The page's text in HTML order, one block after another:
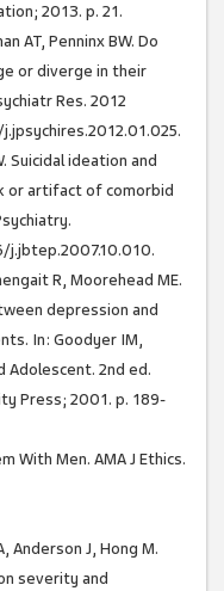
2013. p. 21.
AT, Penninx BW. Do
or diverge in their
Res. 2012
Suicidal ideation and
or artifact of comorbid
j.jbtep.2007.10.010.
R, Moorehead ME.
depression and
In: Goodyer IM,
Adolescent. 2nd ed.
Press; 2001. p. 189-
With Men. AMA J Ethics.
Anderson J, Hong M.
severity and